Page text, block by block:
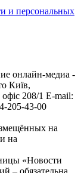
и персональных
онлайн-медиа -
Київ,
208/1 E-mail:
205-43-00
на
на
«Новости